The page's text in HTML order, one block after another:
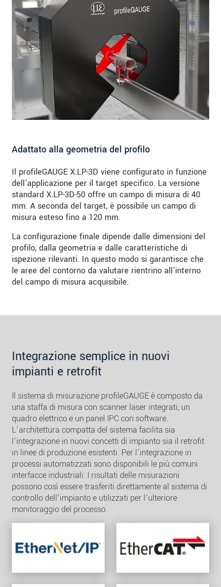
Adattato alla geometria del profilo
Il profileGAUGE X.LP-3D viene configurato in funzione
dell’applicazione per il target specifico. La versione
standard X.LP-3D-50 offre un campo di misura di 40
mm. A seconda del target, è possibile un campo di
misura esteso fino a 120 mm.
La configurazione finale dipende dalle dimensioni del
profilo, dalla geometria e dalle caratteristiche di
ispezione rilevanti. In questo modo si garantisce che
le aree del contorno da valutare rientrino all’interno
del campo di misura acquisibile.
Integrazione semplice in nuovi
impianti e retrofit
Il sistema di misurazione profileGAUGE è composto da
una staffa di misura con scanner laser integrati, un
quadro elettrico e un panel IPC con software.
L’architettura compatta del sistema facilita sia
l’integrazione in nuovi concetti di impianto sia il retrofit
in linee di produzione esistenti. Per l’integrazione in
processi automatizzati sono disponibili le più comuni
interfacce industriali. I risultati delle misurazioni
possono così essere trasferiti direttamente al sistema di
controllo dell’impianto e utilizzati per l’ulteriore
monitoraggio del processo.